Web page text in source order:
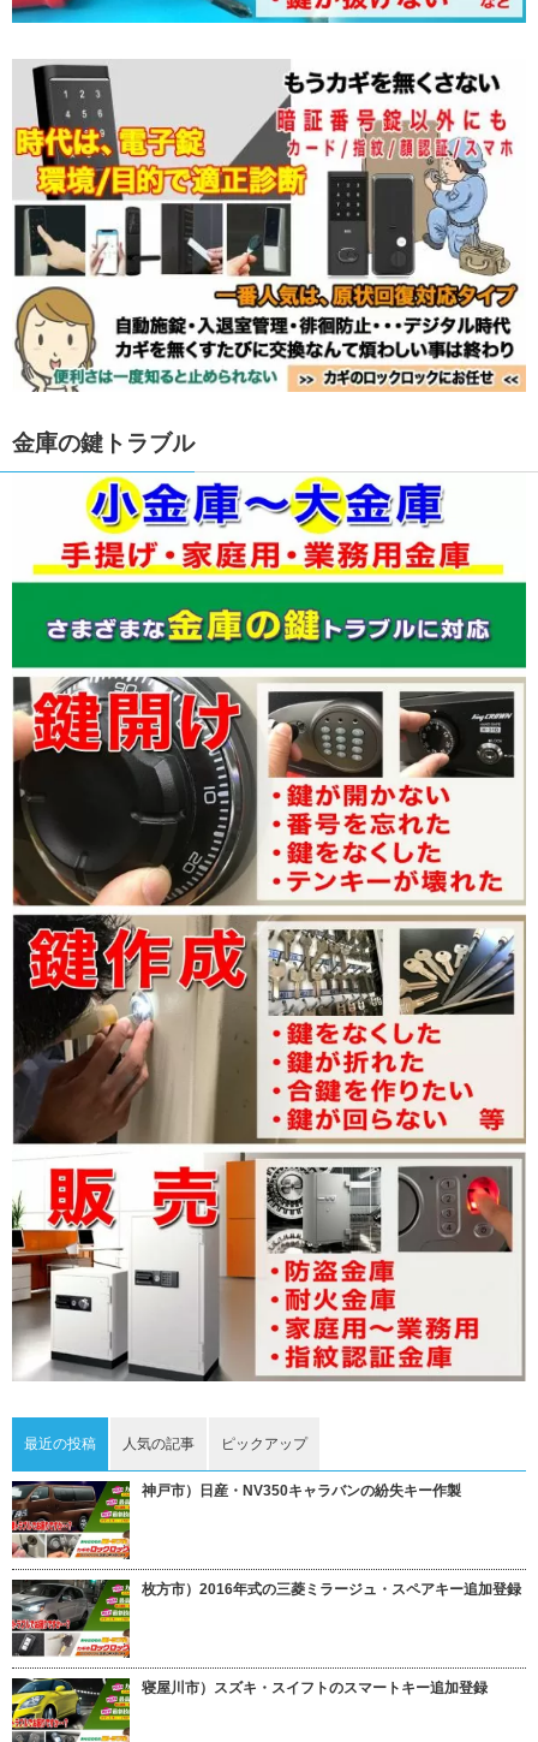
金庫の鍵トラブル
最近の投稿 人気の記事 ピックアップ
神戸市）日産・NV350キャラバンの紛失キー作製
枚方市）2016年式の三菱ミラージュ・スペアキー追加登録
寝屋川市）スズキ・スイフトのスマートキー追加登録